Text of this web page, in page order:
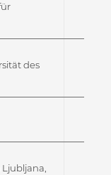
des